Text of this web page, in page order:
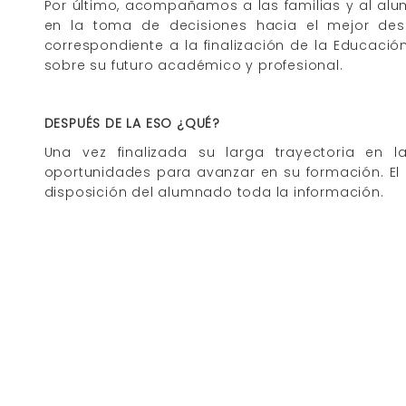
Por último, acompañamos a las familias y al
en la toma de decisiones hacia el mejor
correspondiente a la finalización de la
sobre su futuro académico y profesional.
DESPUÉS DE LA ESO ¿QUÉ?
Una vez finalizada su larga trayectoria en
oportunidades para avanzar en su formación.
disposición del alumnado toda la información.